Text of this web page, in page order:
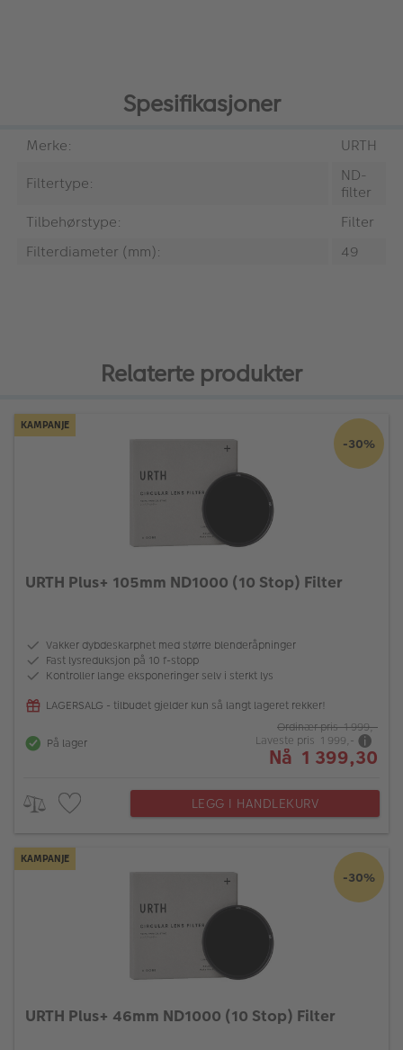
Spesifikasjoner
Merke:
URTH
Filtertype:
ND-
filter
Tilbehørstype:
Filter
Filterdiameter (mm):
49
Relaterte produkter
KAMPANJE
-30%
URTH Plus+ 105mm ND1000 (10 Stop) Filter
Vakker dybdeskarphet med større blenderåpninger
Fast lysreduksjon på 10 f-stopp
Kontroller lange eksponeringer selv i sterkt lys
LAGERSALG - tilbudet gjelder kun så langt lageret rekker!
På lager
Ordinær pris 1 999,-
Laveste pris 1 999,-
Nå 1 399,30
LEGG I HANDLEKURV
KAMPANJE
-30%
URTH Plus+ 46mm ND1000 (10 Stop) Filter